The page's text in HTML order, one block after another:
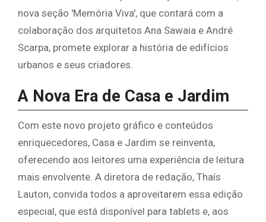
nova seção 'Memória Viva', que contará com a
colaboração dos arquitetos Ana Sawaia e André
Scarpa, promete explorar a história de edifícios
urbanos e seus criadores.
A Nova Era de Casa e Jardim
Com este novo projeto gráfico e conteúdos
enriquecedores, Casa e Jardim se reinventa,
oferecendo aos leitores uma experiência de leitura
mais envolvente. A diretora de redação, Thaís
Lauton, convida todos a aproveitarem essa edição
especial, que está disponível para tablets e, aos